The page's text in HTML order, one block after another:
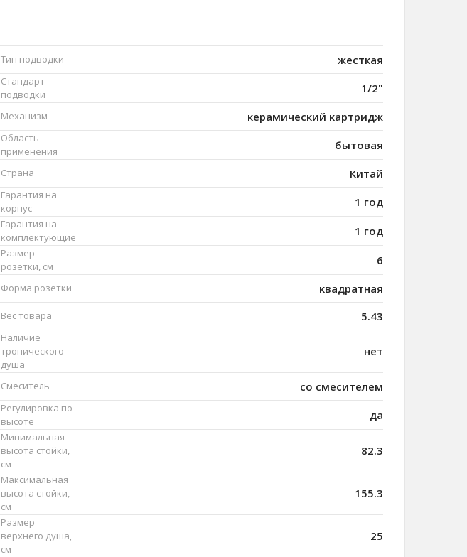
Тип подводки жесткая
Стандарт
подводки
1/2"
Механизм керамический картридж
Область
применения
бытовая
Страна Китай
Гарантия на
корпус
1 год
Гарантия на
комплектующие
1 год
Размер
розетки, см
6
Форма розетки квадратная
Вес товара 5.43
Наличие
тропического
душа
нет
Смеситель со смесителем
Регулировка по
высоте
да
Минимальная
высота стойки,
см
82.3
Максимальная
высота стойки,
см
155.3
Размер
верхнего душа,
см
25